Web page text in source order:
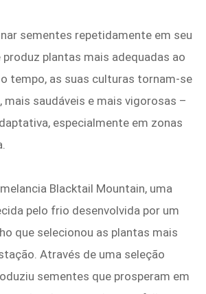
sementes repetidamente em seu
plantas mais adequadas ao
tempo, as suas culturas tornam-se
saudáveis ​​e mais vigorosas –
especialmente em zonas
Blacktail Mountain, uma
pelo frio desenvolvida por um
que selecionou as plantas mais
Através de uma seleção
sementes que prosperam em